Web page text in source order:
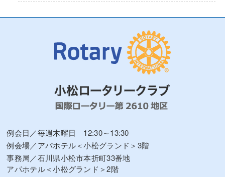
例会日／毎週木曜日 12:30～13:30
例会場／アパホテル＜小松グランド＞3階
事務局／石川県小松市本折町33番地
アパホテル＜小松グランド＞2階